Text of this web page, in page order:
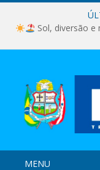
Sol, diversão e
MENU